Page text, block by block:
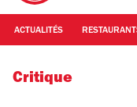
ACTUALITÉSCaveau de la
Critique